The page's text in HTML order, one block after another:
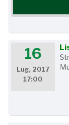
16
Lug, 2017
17:00